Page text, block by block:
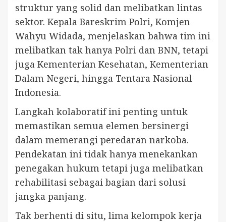
struktur yang solid dan melibatkan lintas
sektor. Kepala Bareskrim Polri, Komjen
Wahyu Widada, menjelaskan bahwa tim ini
melibatkan tak hanya Polri dan BNN, tetapi
juga Kementerian Kesehatan, Kementerian
Dalam Negeri, hingga Tentara Nasional
Indonesia.
Langkah kolaboratif ini penting untuk
memastikan semua elemen bersinergi
dalam memerangi peredaran narkoba.
Pendekatan ini tidak hanya menekankan
penegakan hukum tetapi juga melibatkan
rehabilitasi sebagai bagian dari solusi
jangka panjang.
Tak berhenti di situ, lima kelompok kerja